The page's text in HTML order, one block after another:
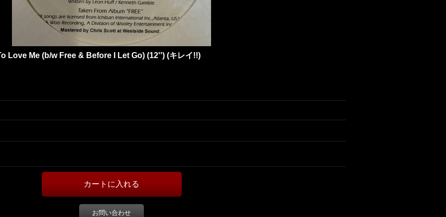
Love Me (b/w Free & Before I Let Go) (12'') (キレイ!!)
お問い合わせ